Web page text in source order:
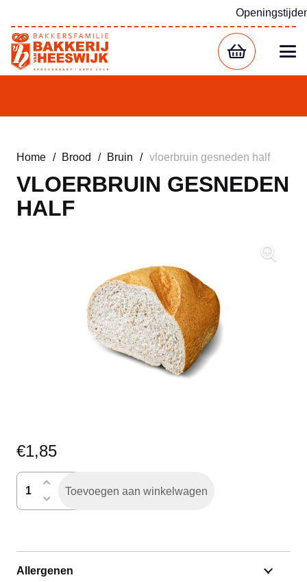
Home / Brood / Bruin / vloerbruin gesneden half
VLOERBRUIN GESNEDEN
HALF
€1,85
vloerbruin
gesneden
Toevoegen aan winkelwagen
Allergenen